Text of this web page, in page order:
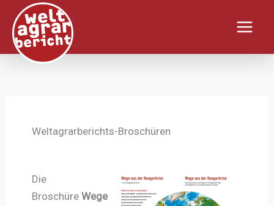
Inhalt
springen
Weltagrarberichts-Broschüren
Die
Broschüre Wege